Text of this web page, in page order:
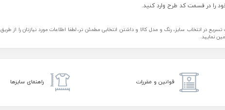
را در قسمت کد طرح وارد کنید.
در انتخاب سایز، رنگ و مدل کالا و داشتن انتخابی مطمئن تر، لطفا اطلاعات مورد نیازتان را از طریق
نمایید.
قوانین و مقررات راهنمای سایزها